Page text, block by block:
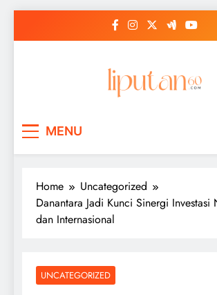
MENU
Home
Uncategorized
Danantara Jadi Kunci Sinergi Investasi
dan Internasional
UNCATEGORIZED